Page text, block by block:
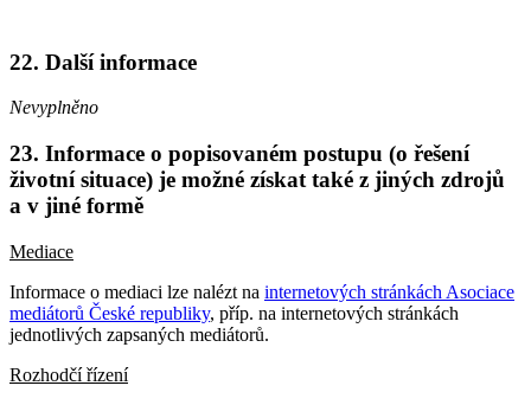
22. Další informace
Nevyplněno
23. Informace o popisovaném postupu (o řešení
životní situace) je možné získat také z jiných zdrojů
a v jiné formě
Mediace
Informace o mediaci lze nalézt na internetových stránkách Asociace
mediátorů České republiky, příp. na internetových stránkách
jednotlivých zapsaných mediátorů.
Rozhodčí řízení